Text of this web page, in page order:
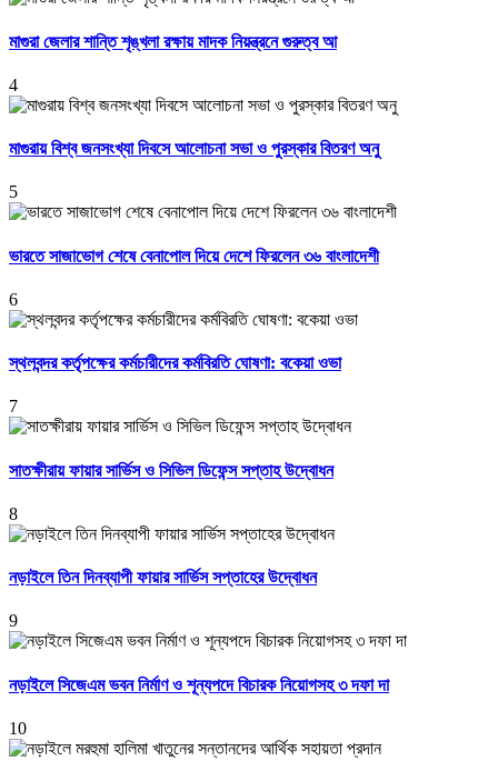
মাগুরা জেলার শান্তি শৃঙ্খলা রক্ষায় মাদক নিয়ন্ত্রনে গুরুত্ব আ
4
মাগুরায় বিশ্ব জনসংখ্যা দিবসে আলোচনা সভা ও পুরস্কার বিতরণ অনু
5
ভারতে সাজাভোগ শেষে বেনাপোল দিয়ে দেশে ফিরলেন ৩৬ বাংলাদেশী
6
স্থলবন্দর কর্তৃপক্ষের কর্মচারীদের কর্মবিরতি ঘোষণা: বকেয়া ওভা
7
সাতক্ষীরায় ফায়ার সার্ভিস ও সিভিল ডিফেন্স সপ্তাহ উদ্বোধন
8
নড়াইলে তিন দিনব্যাপী ফায়ার সার্ভিস সপ্তাহের উদ্বোধন
9
নড়াইলে সিজেএম ভবন নির্মাণ ও শূন্যপদে বিচারক নিয়োগসহ ৩ দফা দা
10